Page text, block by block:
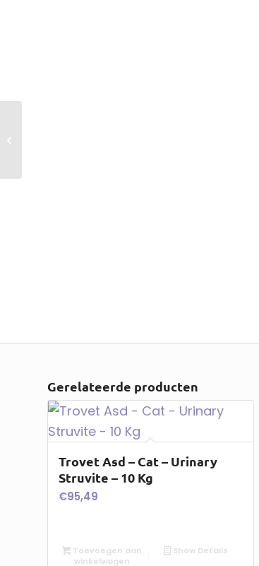
Gerelateerde producten
Trovet Asd – Cat – Urinary
Struvite – 10 Kg
€95,49
Toevoegen aan
winkelwagen
Show Details